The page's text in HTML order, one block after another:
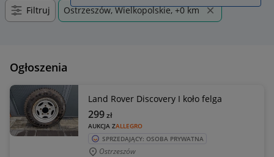
Filtruj Ostrzeszów, Wielkopolskie, +0 km
Ogłoszenia
Land Rover Discovery I koło felga
AUKCJA ZALLEGRO
299zł
SPRZEDAJĄCY: OSOBA PRYWATNA
Ostrzeszów